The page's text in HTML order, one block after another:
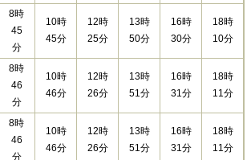
8時
45
分
10時
45分
12時
25分
13時
50分
16時
30分
18時
10分
8時
46
分
10時
46分
12時
26分
13時
51分
16時
31分
18時
11分
8時
46
分
10時
46分
12時
26分
13時
51分
16時
31分
18時
11分